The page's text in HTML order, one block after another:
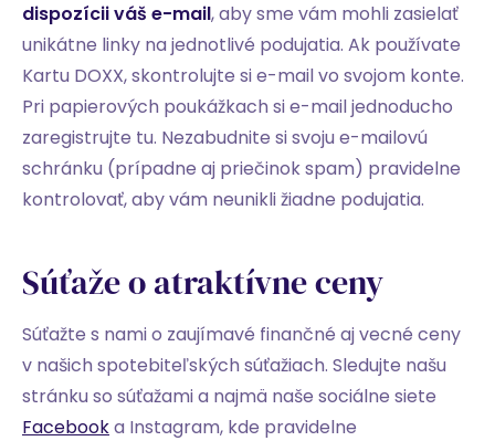
dispozícii váš e-mail, aby sme vám mohli zasielať
unikátne linky na jednotlivé podujatia. Ak používate
Kartu DOXX, skontrolujte si e-mail vo svojom konte.
Pri papierových poukážkach si e-mail jednoducho
zaregistrujte tu. Nezabudnite si svoju e-mailovú
schránku (prípadne aj priečinok spam) pravidelne
kontrolovať, aby vám neunikli žiadne podujatia.
Súťaže o atraktívne ceny
Súťažte s nami o zaujímavé finančné aj vecné ceny
v našich spotebiteľských súťažiach. Sledujte našu
stránku so súťažami a najmä naše sociálne siete
Facebooka Instagram, kde pravidelne